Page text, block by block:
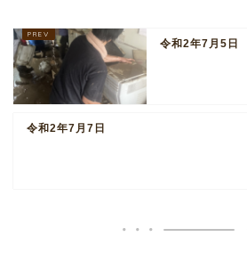
令和2年7月5日
令和2年7月7日